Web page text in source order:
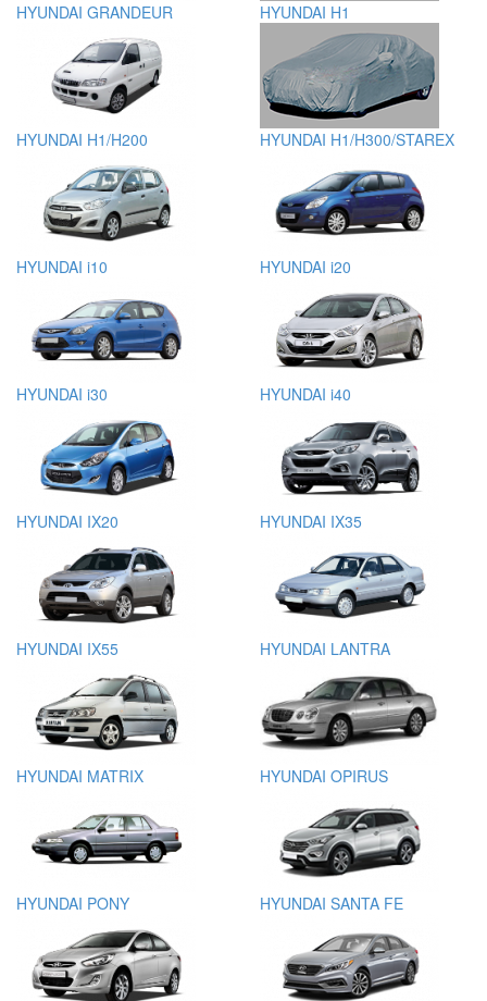
HYUNDAI GRANDEUR HYUNDAI H1
HYUNDAI H1/H200 HYUNDAI H1/H300/STAREX
HYUNDAI i10 HYUNDAI i20
HYUNDAI i30 HYUNDAI i40
HYUNDAI IX20 HYUNDAI IX35
HYUNDAI IX55 HYUNDAI LANTRA
HYUNDAI MATRIX HYUNDAI OPIRUS
HYUNDAI PONY HYUNDAI SANTA FE